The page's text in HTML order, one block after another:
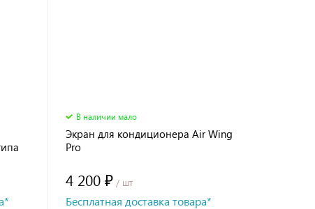
В наличии мало
Экран для кондиционера Air Wing
Pro
4 200 ₽ / шт
Бесплатная доставка товара*